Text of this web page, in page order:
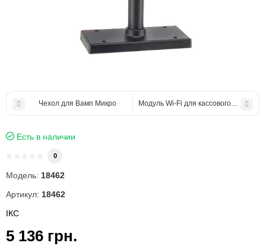
Чехол для Вамп Микро Модуль Wi-Fі для кассового
Есть в наличии
0
Модель: 18462
Артикул: 18462
ІКС
5 136 грн.